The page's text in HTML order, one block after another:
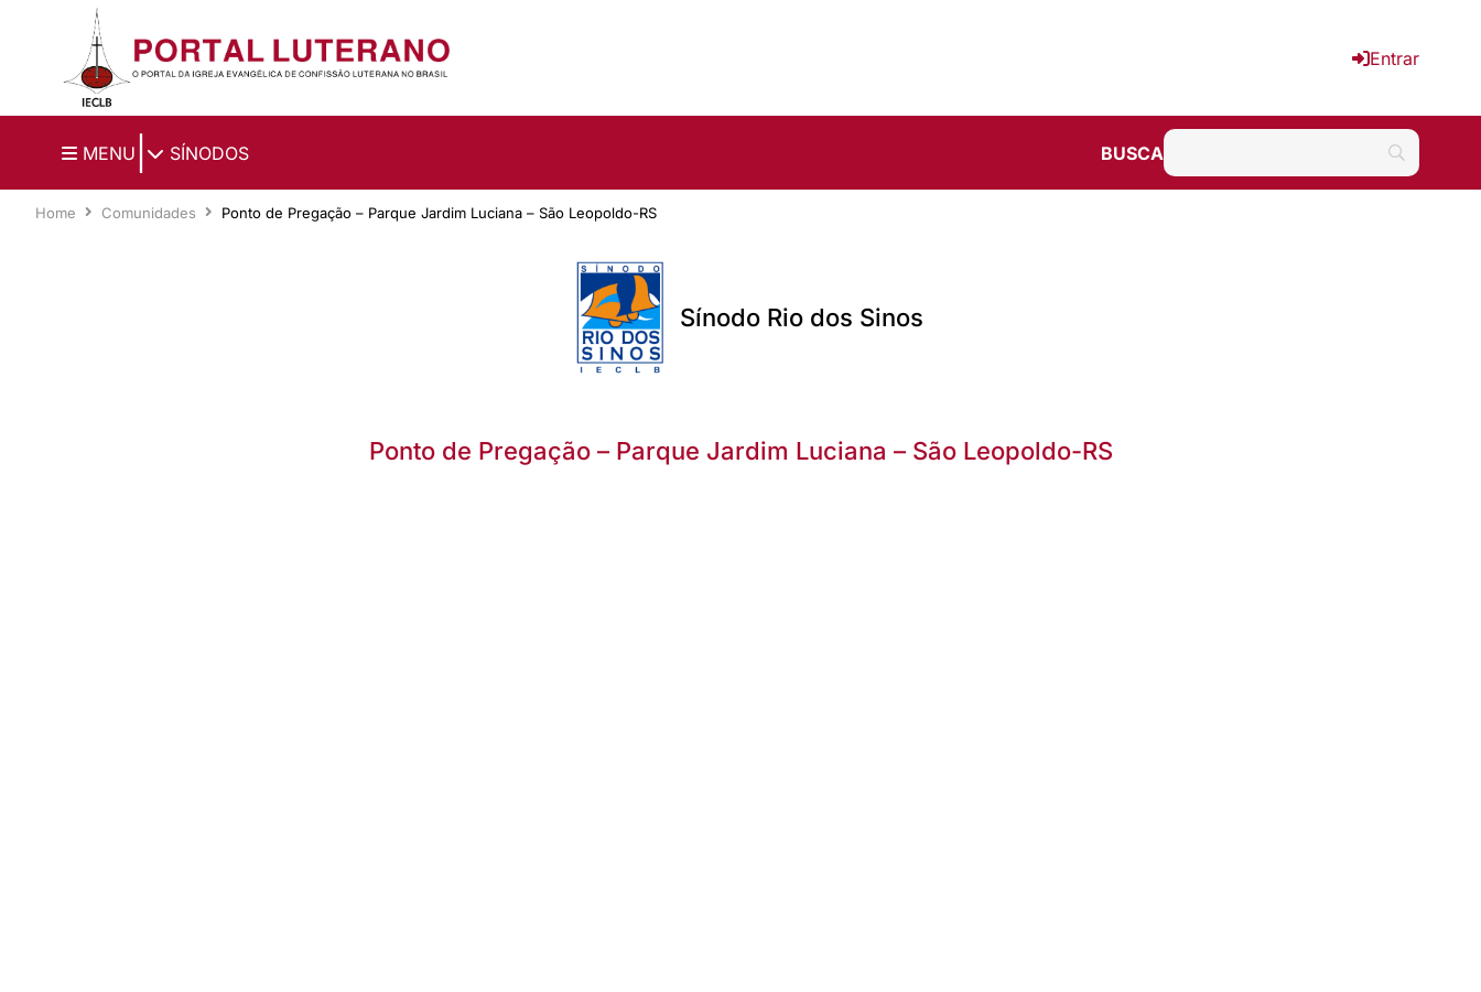
Ir para o conteúdo principal
Entrar
MENU SÍNODOS BUSCA
Home Comunidades Ponto de Pregação – Parque Jardim Luciana – São Leopoldo-RS
Sínodo Rio dos Sinos
Ponto de Pregação – Parque Jardim Luciana – São Leopoldo-RS